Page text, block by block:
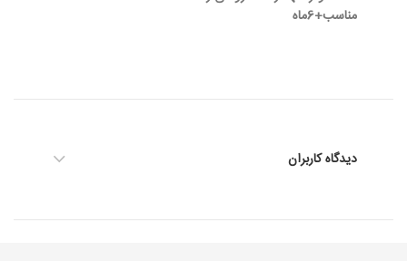
مناسب+6ماه
دیدگاه کاربران